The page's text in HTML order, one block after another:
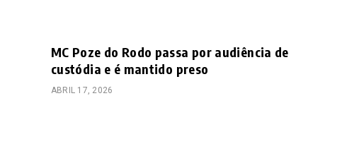
MC Poze do Rodo passa por audiência de
custódia e é mantido preso
ABRIL 17, 2026